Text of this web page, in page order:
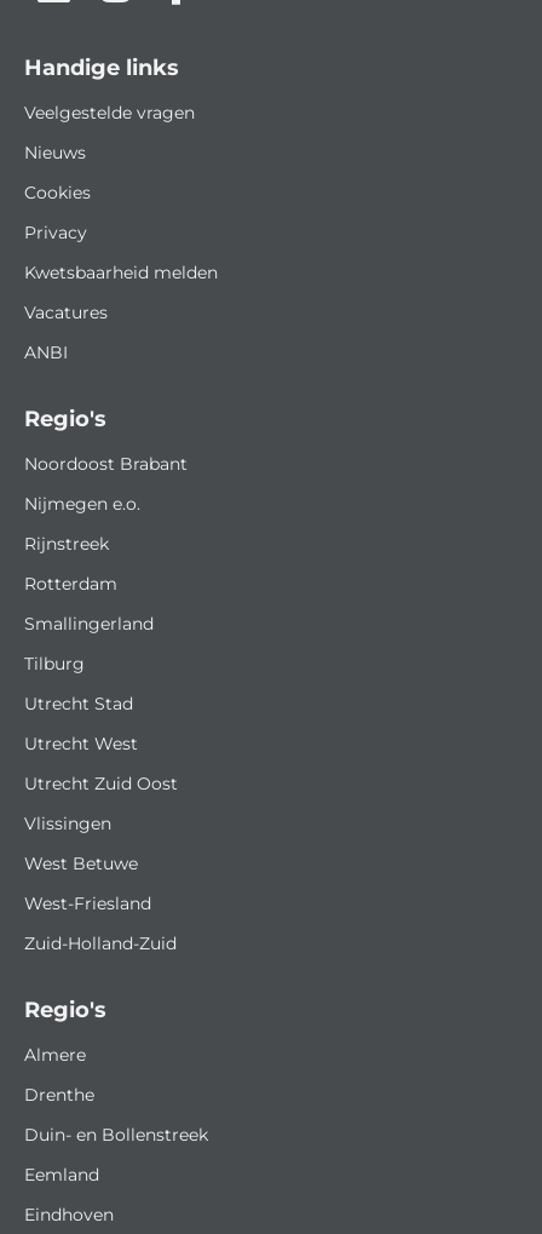
Regio's
Almere
Drenthe
Duin- en Bollenstreek
Eemland
Eindhoven
Regio's
Noordoost Brabant
Nijmegen e.o.
Rijnstreek
Rotterdam
Smallingerland
Tilburg
Utrecht Stad
Utrecht West
Utrecht Zuid Oost
Vlissingen
West Betuwe
West-Friesland
Zuid-Holland-Zuid
Handige links
Veelgestelde vragen
Nieuws
Cookies
Privacy
Kwetsbaarheid melden
Vacatures
ANBI